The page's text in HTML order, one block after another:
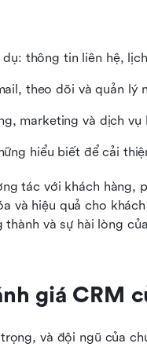
thông tin liên hệ,
theo dõi và quản lý
marketing và dịch vụ
hiểu biết để cải
tác với khách hàng,
và hiệu quả cho
và sự hài lòng
giá CRM
và đội ngũ của